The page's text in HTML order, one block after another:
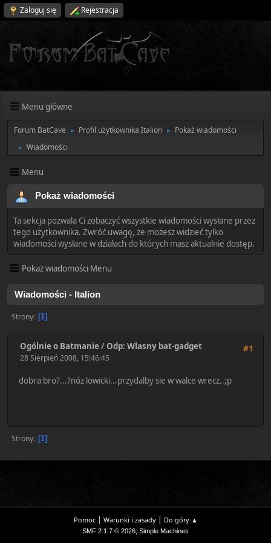
Zaloguj się Rejestracja
Menu główne
Forum BatCave ► Profil użytkownika Italion ► Pokaż wiadomości
► Wiadomości
Menu
Pokaż wiadomości
Ta sekcja pozwala Ci zobaczyć wszystkie wiadomości wysłane przez
tego użytkownika. Zwróć uwagę, że możesz widzieć tylko
wiadomości wysłane w działach do których masz aktualnie dostęp.
Pokaż wiadomości Menu
Wiadomości - Italion
Strony 1
#1
Ogólnie o Batmanie/Odp: Wlasny bat-gadget
28 Sierpień 2008, 15:46:45
dobra bro?...?nóz lowicki...przydalby sie w walce wrecz..;p
Strony 1
Pomoc| Warunki i zasady| Do góry ▲
SMF 2.1.7 © 2026, Simple Machines